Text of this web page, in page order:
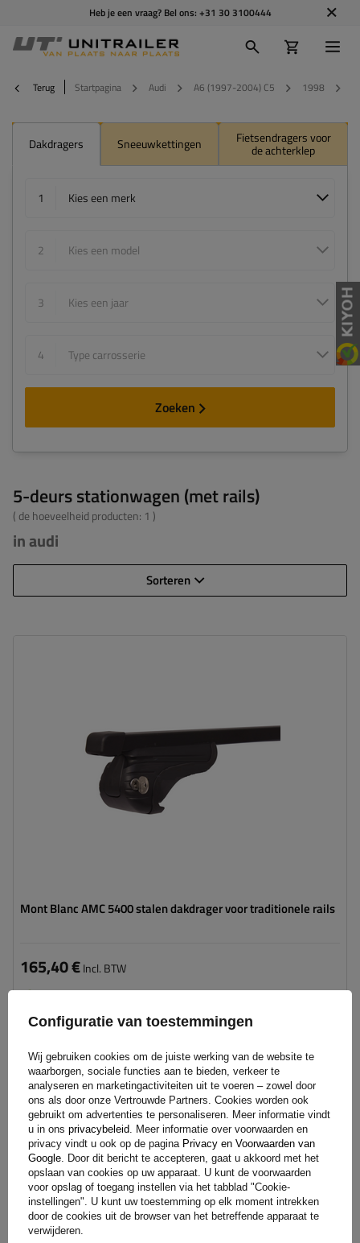
Heb je een vraag? Bel ons: +31 30 3100444
Terug Startpagina Audi A6 (1997-2004) C5 1998
Dakdragers Sneeuwkettingen Fietsendragers voor
de achterklep
1 Kies een merk
2 Kies een model
3 Kies een jaar
4 Type carrosserie
Zoeken
5-deurs stationwagen (met rails)
( de hoeveelheid producten: 1 )
in audi
Sorteren
Mont Blanc AMC 5400 stalen dakdrager voor traditionele rails
165,40 €Incl. BTW
Product beschikbaar in grote hoeveelheden
We verzenden al
winkelwagen
toevoegen
Configuratie van toestemmingen
Wij gebruiken cookies om de juiste werking van de website te
waarborgen, sociale functies aan te bieden, verkeer te
analyseren en marketingactiviteiten uit te voeren – zowel door
ons als door onze Vertrouwde Partners. Cookies worden ook
gebruikt om advertenties te personaliseren. Meer informatie vindt
u in ons privacybeleid. Meer informatie over voorwaarden en
privacy vindt u ook op de pagina Privacy en Voorwaarden van
Google. Door dit bericht te accepteren, gaat u akkoord met het
opslaan van cookies op uw apparaat. U kunt de voorwaarden
voor opslag of toegang instellen via het tabblad "Cookie-
instellingen". U kunt uw toestemming op elk moment intrekken
door de cookies uit de browser van het betreffende apparaat te
verwijderen.